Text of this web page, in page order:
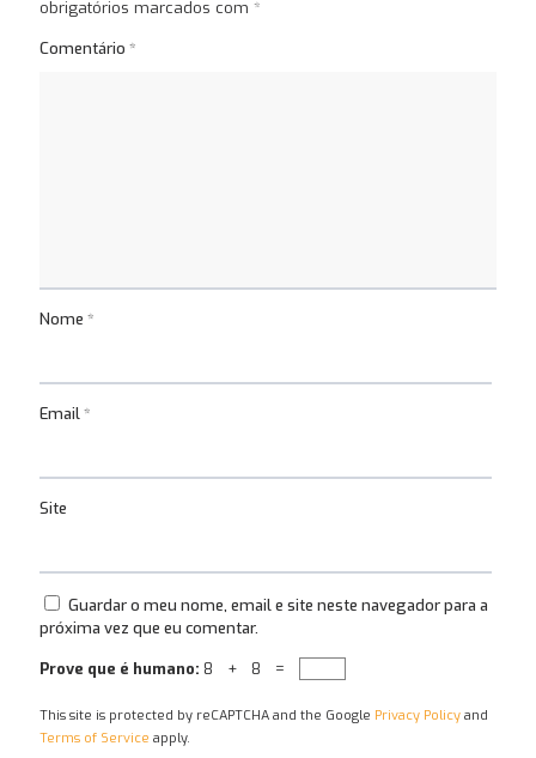
obrigatórios marcados com *
Comentário *
Nome *
Email*
Site
Guardar o meu nome, email e site neste navegador para a
próxima vez que eu comentar.
Prove que é humano: 8 + 8 =
This site is protected by reCAPTCHA and the Google Privacy Policy and
Terms of Service apply.